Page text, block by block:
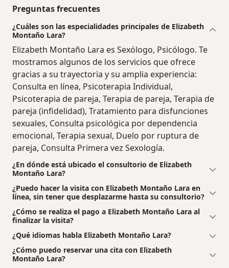
Preguntas frecuentes
¿Cuáles son las especialidades principales de Elizabeth
Montaño Lara?
Elizabeth Montaño Lara es Sexólogo, Psicólogo. Te
mostramos algunos de los servicios que ofrece
gracias a su trayectoria y su amplia experiencia:
Consulta en línea, Psicoterapia Individual,
Psicoterapia de pareja, Terapia de pareja, Terapia de
pareja (infidelidad), Tratamiento para disfunciones
sexuales, Consulta psicológica por dependencia
emocional, Terapia sexual, Duelo por ruptura de
pareja, Consulta Primera vez Sexología.
¿En dónde está ubicado el consultorio de Elizabeth
Montaño Lara?
¿Puedo hacer la visita con Elizabeth Montaño Lara en
línea, sin tener que desplazarme hasta su consultorio?
¿Cómo se realiza el pago a Elizabeth Montaño Lara al
finalizar la visita?
¿Qué idiomas habla Elizabeth Montaño Lara?
¿Cómo puedo reservar una cita con Elizabeth
Montaño Lara?